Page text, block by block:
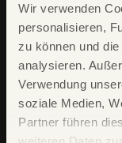
Wir verwenden
personalisieren,
zu können und
analysieren.
Verwendung
soziale Medien,
Partner führen
Google Pay
Apple Pay
Freunde werben
Mastercard ID
Mastercard Click